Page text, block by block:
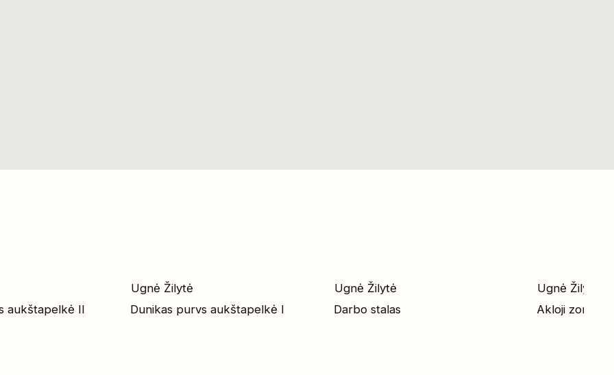
aukštapelkė II
Ugnė Žilytė
Dunikas purvs aukštapelkė I
Ugnė Žilytė
Darbo stalas
Ugnė Žilytė
Akloji zona